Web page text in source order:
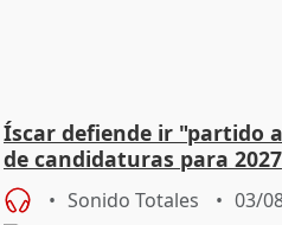
Íscar defiende ir "partido
de candidaturas para 2027
Sonido Totales 03/